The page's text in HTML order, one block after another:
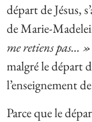
départ de Jésus,
de Marie-
me retiens pas… »
malgré le départ
l’enseignement
Parce que le